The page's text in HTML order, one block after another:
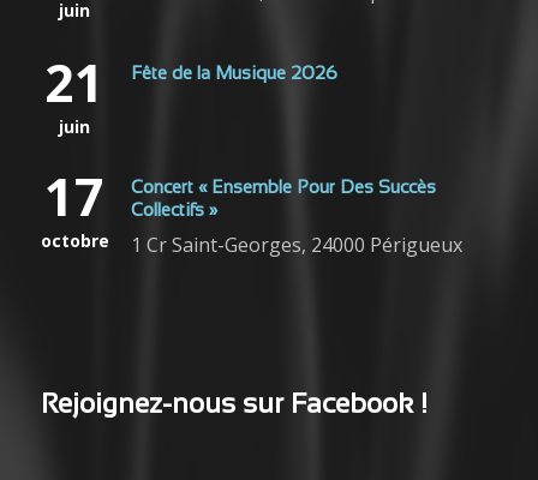
juin
21
juin
Fête de la Musique 2026
17
octobre
Concert « Ensemble Pour Des Succès
Collectifs »
1 Cr Saint-Georges, 24000 Périgueux
Rejoignez-nous sur Facebook !